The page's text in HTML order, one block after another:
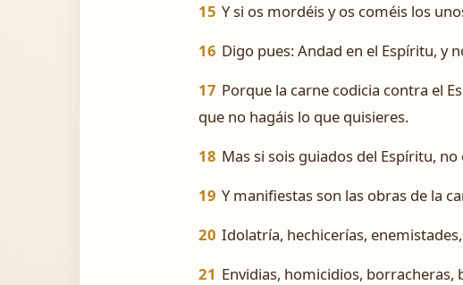
15 Y si os mordéis y os coméis los
16 Digo pues: Andad en el Espíritu, y
17 Porque la carne codicia contra el
que no hagáis lo que quisieres.
18 Mas si sois guiados del Espíritu, no
19 Y manifiestas son las obras de la
20 Idolatría, hechicerías,
21 Envidias, homicidios, borracheras,